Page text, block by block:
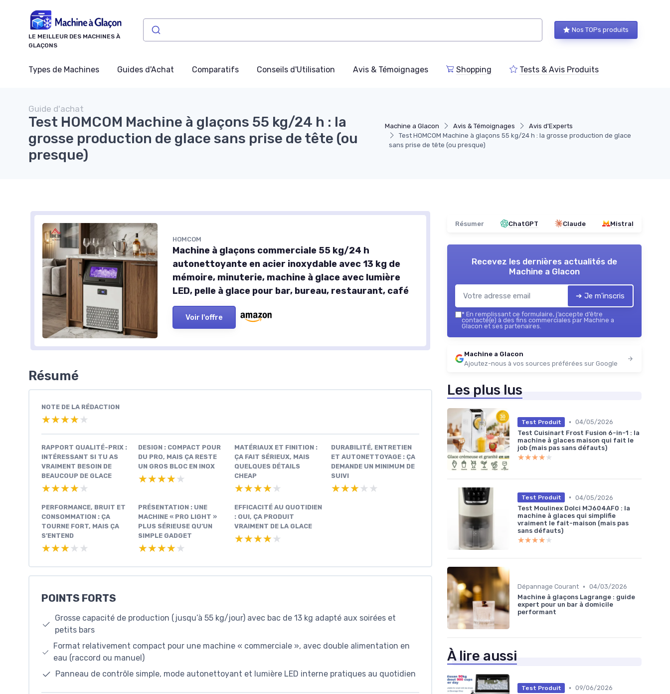
LE MEILLEUR DES MACHINES À
GLAÇONS
Nos TOPs produits
Types de Machines Guides d'Achat Comparatifs Conseils d'Utilisation Avis & Témoignages Shopping Tests & Avis Produits
Machine a Glacon Avis & Témoignages
Avis d'Experts
Test HOMCOM Machine à glaçons 55 kg/24 h : la grosse production de glace
sans prise de tête (ou presque)
Guide d'achat
Test HOMCOM Machine à glaçons 55 kg/24 h : la
grosse production de glace sans prise de tête (ou
presque)
HOMCOM
Machine à glaçons commerciale 55 kg/24 h
autonettoyante en acier inoxydable avec 13 kg de
mémoire, minuterie, machine à glace avec lumière
LED, pelle à glace pour bar, bureau, restaurant, café
Voir l'offre
Résumé
NOTE DE LA RÉDACTION
★★★★★
★★★★★
RAPPORT QUALITÉ-PRIX :
INTÉRESSANT SI TU AS
VRAIMENT BESOIN DE
BEAUCOUP DE GLACE
★★★★★
★★★★★
DESIGN : COMPACT POUR
DU PRO, MAIS ÇA RESTE
UN GROS BLOC EN INOX
★★★★★
★★★★★
MATÉRIAUX ET FINITION :
ÇA FAIT SÉRIEUX, MAIS
QUELQUES DÉTAILS
CHEAP
★★★★★
★★★★★
DURABILITÉ, ENTRETIEN
ET AUTONETTOYAGE : ÇA
DEMANDE UN MINIMUM DE
SUIVI
★★★★★
★★★★★
PERFORMANCE, BRUIT ET
CONSOMMATION : ÇA
TOURNE FORT, MAIS ÇA
S’ENTEND
★★★★★
★★★★★
PRÉSENTATION : UNE
MACHINE « PRO LIGHT »
PLUS SÉRIEUSE QU’UN
SIMPLE GADGET
★★★★★
★★★★★
EFFICACITÉ AU QUOTIDIEN
: OUI, ÇA PRODUIT
VRAIMENT DE LA GLACE
★★★★★
★★★★★
POINTS FORTS
Grosse capacité de production (jusqu’à 55 kg/jour) avec bac de 13 kg adapté aux soirées et
petits bars
Format relativement compact pour une machine « commerciale », avec double alimentation en
eau (raccord ou manuel)
Panneau de contrôle simple, mode autonettoyant et lumière LED interne pratiques au quotidien
Résumer ChatGPT Claude Mistral
Recevez les dernières actualités de
Machine a Glacon
➔ Je m'inscris
* En remplissant ce formulaire, j’accepte d’être
contacté(e) à des fins commerciales par Machine a
Glacon et ses partenaires.
Machine a Glacon
Ajoutez-nous à vos sources préférées sur Google
Les plus lus
Test Produit • 04/05/2026
Test Cuisinart Frost Fusion 6-in-1 : la
machine à glaces maison qui fait le
job (mais pas sans défauts)
★★★★★
★★★★★
Test Produit • 04/05/2026
Test Moulinex Dolci MJ604AF0 : la
machine à glaces qui simplifie
vraiment le fait-maison (mais pas
sans défauts)
★★★★★
★★★★★
Dépannage Courant • 04/03/2026
Machine à glaçons Lagrange : guide
expert pour un bar à domicile
performant
À lire aussi
Test Produit • 09/06/2026